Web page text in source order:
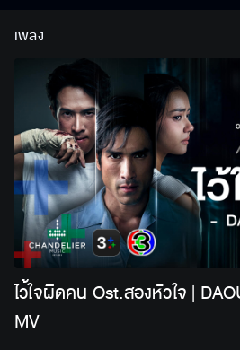
เพลง
ไว้ใจผิดคน Ost.สองหัวใจ |
MV